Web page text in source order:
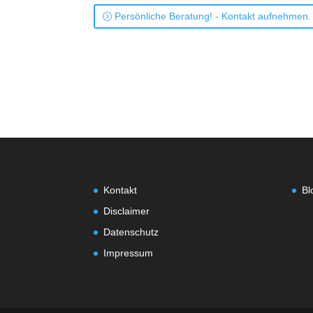
Persönliche Beratung! - Kontakt aufnehmen.
Kontakt
Disclaimer
Datenschutz
Impressum